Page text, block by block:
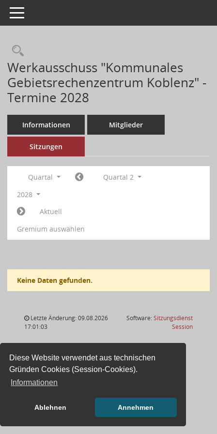
Diese Website verwendet aus technischen
Gründen Cookies (Session-Cookies).
Informationen
Ablehnen Annehmen
Toggle navigation
Werkausschuss "Kommunales
Gebietsrechenzentrum Koblenz" -
Termine 2028
Informationen Mitglieder
Sitzungen
Quartal
Quartal 2
2028
Aktuell
Gremium auswählen
Keine Daten gefunden.
Letzte Änderung: 09.08.2026
17:01:03
Software:Sitzungsdienst
Session(Wird in